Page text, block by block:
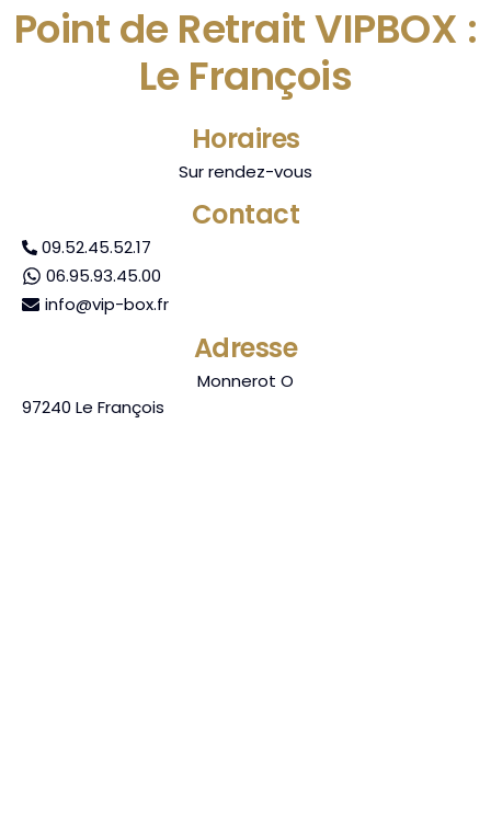
Point de Retrait VIPBOX :
Le François
Adresse
Monnerot O
97240 Le François
Contact
09.52.45.52.17
06.95.93.45.00
info@vip-box.fr
Horaires
Sur rendez-vous